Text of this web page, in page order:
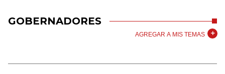
GOBERNADORES
AGREGAR A MIS TEMAS